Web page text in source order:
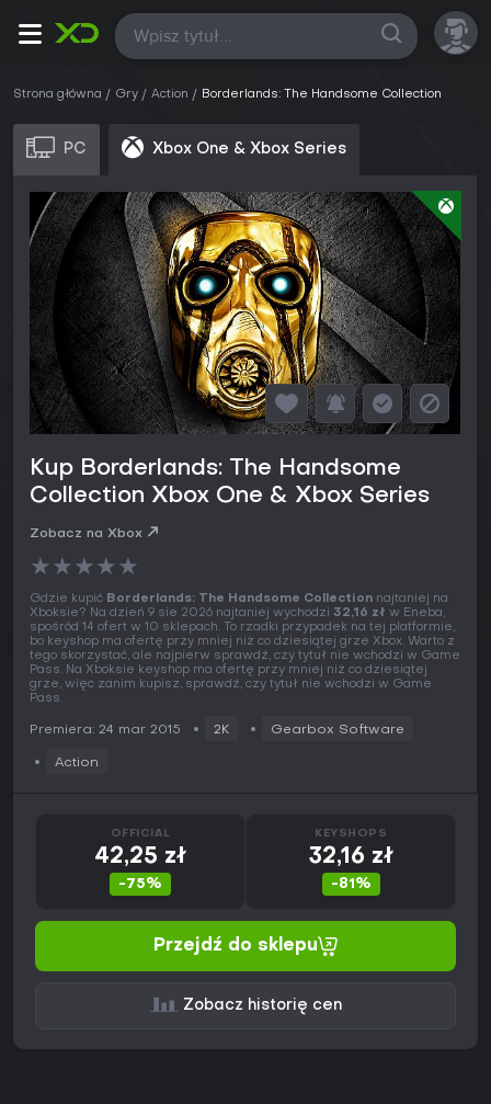
Wszystkie
Strona główna Gry Action Borderlands: The Handsome Collection
PC Xbox One & Xbox Series
Kup Borderlands: The Handsome
Collection Xbox One & Xbox Series
Zobacz na Xbox
★★★★★
Gdzie kupić Borderlands: The Handsome Collection najtaniej na
Xboksie? Na dzień 9 sie 2026 najtaniej wychodzi 32,16 zł w Eneba,
spośród 14 ofert w 10 sklepach. To rzadki przypadek na tej platformie,
bo keyshop ma ofertę przy mniej niż co dziesiątej grze Xbox. Warto z
tego skorzystać, ale najpierw sprawdź, czy tytuł nie wchodzi w Game
Pass. Na Xboksie keyshop ma ofertę przy mniej niż co dziesiątej
grze, więc zanim kupisz, sprawdź, czy tytuł nie wchodzi w Game
Pass.
Premiera: 24 mar 2015 2K Gearbox Software
Action
OFFICIAL
42,25 zł
-75%
KEYSHOPS
32,16 zł
-81%
Przejdź do sklepu
Zobacz historię cen